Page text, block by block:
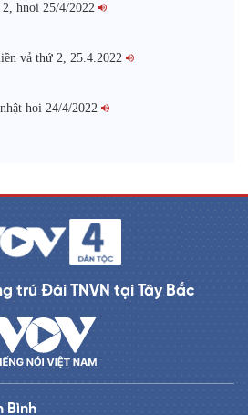
hnoi 25/4/2022
vả thứ 2, 25.4.2022
hoi 24/4/2022
trú Đài TNVN tại Tây Bắc
Bình